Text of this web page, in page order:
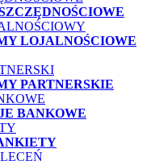
LOJALNOŚCIOWE
PARTNERSKIE
BANKOWE